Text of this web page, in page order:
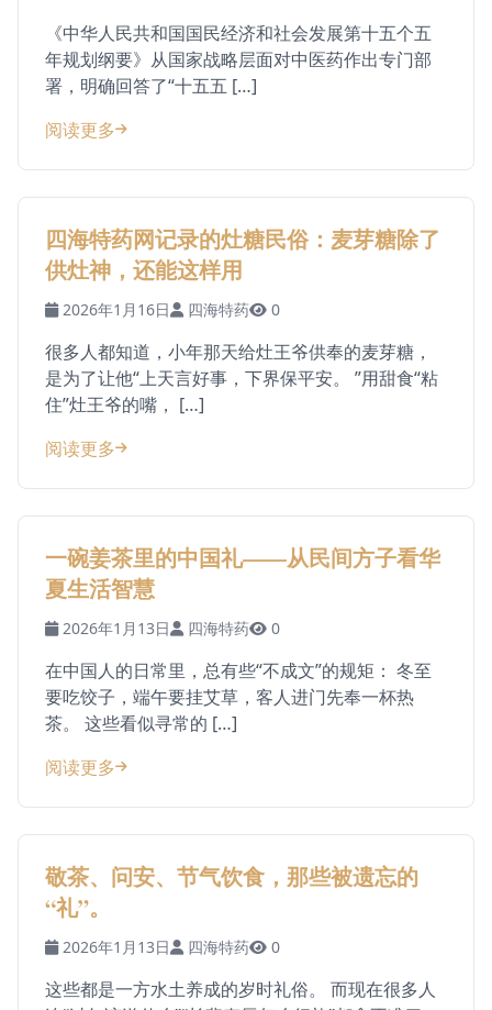
《中华人民共和国国民经济和社会发展第十五个五
年规划纲要》从国家战略层面对中医药作出专门部
署，明确回答了“十五五 […]
阅读更多
四海特药网记录的灶糖民俗：麦芽糖除了
供灶神，还能这样用
2026年1月16日 四海特药 0
很多人都知道，小年那天给灶王爷供奉的麦芽糖，
是为了让他“上天言好事，下界保平安。 ”用甜食“粘
住”灶王爷的嘴， […]
阅读更多
一碗姜茶里的中国礼——从民间方子看华
夏生活智慧
2026年1月13日 四海特药 0
在中国人的日常里，总有些“不成文”的规矩： 冬至
要吃饺子，端午要挂艾草，客人进门先奉一杯热
茶。 这些看似寻常的 […]
阅读更多
敬茶、问安、节气饮食，那些被遗忘的
“礼”。
2026年1月13日 四海特药 0
这些都是一方水土养成的岁时礼俗。 而现在很多人